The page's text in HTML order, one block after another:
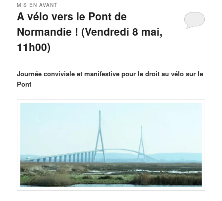
A vélo vers le Pont de
Normandie ! (Vendredi 8 mai,
11h00)
MIS EN AVANT
Journée conviviale et manifestive pour le droit au vélo sur le
Pont